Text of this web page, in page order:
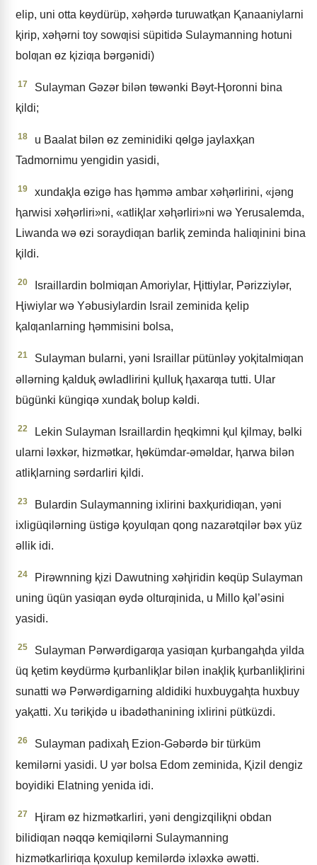
elip, uni otta kɵydürüp, xǝⱨǝrdǝ turuwatⱪan Ⱪanaaniylarni
ⱪirip, xǝⱨǝrni toy sowƣisi süpitidǝ Sulaymanning hotuni
bolƣan ɵz ⱪiziƣa bǝrgǝnidi)
17
Sulayman Gǝzǝr bilǝn tɵwǝnki Bǝyt-Ⱨoronni bina
ⱪildi;
18
u Baalat bilǝn ɵz zeminidiki qɵlgǝ jaylaxⱪan
Tadmornimu yengidin yasidi,
19
xundaⱪla ɵzigǝ has ⱨǝmmǝ ambar xǝⱨǝrlirini, «jǝng
ⱨarwisi xǝⱨǝrliri»ni, «atliⱪlar xǝⱨǝrliri»ni wǝ Yerusalemda,
Liwanda wǝ ɵzi soraydiƣan barliⱪ zeminda haliƣinini bina
ⱪildi.
20
Israillardin bolmiƣan Amoriylar, Ⱨittiylar, Pǝrizziylǝr,
Ⱨiwiylar wǝ Yǝbusiylardin Israil zeminida ⱪelip
ⱪalƣanlarning ⱨǝmmisini bolsa,
21
Sulayman bularni, yǝni Israillar pütünlǝy yoⱪitalmiƣan
ǝllǝrning ⱪalduⱪ ǝwladlirini ⱪulluⱪ ⱨaxarƣa tutti. Ular
bügünki küngiqǝ xundaⱪ bolup kǝldi.
22
Lekin Sulayman Israillardin ⱨeqkimni ⱪul ⱪilmay, bǝlki
ularni lǝxkǝr, hizmǝtkar, ⱨɵkümdar-ǝmǝldar, ⱨarwa bilǝn
atliⱪlarning sǝrdarliri ⱪildi.
23
Bulardin Sulaymanning ixlirini baxⱪuridiƣan, yǝni
ixligüqilǝrning üstigǝ ⱪoyulƣan qong nazarǝtqilǝr bǝx yüz
ǝllik idi.
24
Pirǝwnning ⱪizi Dawutning xǝⱨiridin kɵqüp Sulayman
uning üqün yasiƣan ɵydǝ olturƣinida, u Millo ⱪǝl’ǝsini
yasidi.
25
Sulayman Pǝrwǝrdigarƣa yasiƣan ⱪurbangaⱨda yilda
üq ⱪetim kɵydürmǝ ⱪurbanliⱪlar bilǝn inaⱪliⱪ ⱪurbanliⱪlirini
sunatti wǝ Pǝrwǝrdigarning aldidiki huxbuygaⱨta huxbuy
yaⱪatti. Xu tǝriⱪidǝ u ibadǝthanining ixlirini pütküzdi.
26
Sulayman padixaⱨ Ezion-Gǝbǝrdǝ bir türküm
kemilǝrni yasidi. U yǝr bolsa Edom zeminida, Ⱪizil dengiz
boyidiki Elatning yenida idi.
27
Ⱨiram ɵz hizmǝtkarliri, yǝni dengizqiliⱪni obdan
bilidiƣan nǝqqǝ kemiqilǝrni Sulaymanning
hizmǝtkarliriƣa ⱪoxulup kemilǝrdǝ ixlǝxkǝ ǝwǝtti.